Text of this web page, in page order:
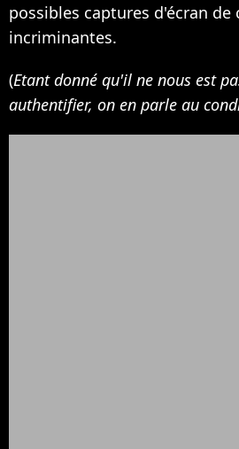
possibles captures d'écran de
incriminantes.
(Etant donné qu'il ne nous est
authentifier, on en parle au